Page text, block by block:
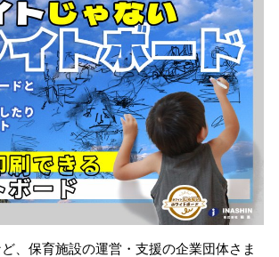
、保育施設の運営・支援の企業団体さま